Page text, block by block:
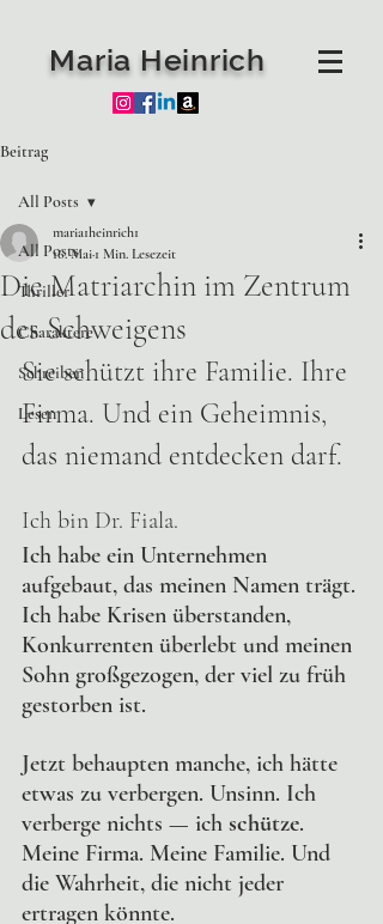
Maria Heinrich
Beitrag
All Posts
Thriller
Charaktere
Schreiben
Lesen
All Posts
Die Matriarchin im Zentrum
des Schweigens
maria1heinrich1
16. Mai 1 Min. Lesezeit
Sie schützt ihre Familie. Ihre
Firma. Und ein Geheimnis,
das niemand entdecken darf.
Ich bin Dr. Fiala.
Ich habe ein Unternehmen
aufgebaut, das meinen Namen trägt.
Ich habe Krisen überstanden,
Konkurrenten überlebt und meinen
Sohn großgezogen, der viel zu früh
gestorben ist.
Jetzt behaupten manche, ich hätte
etwas zu verbergen. Unsinn. Ich
verberge nichts — ich schütze.
Meine Firma. Meine Familie. Und
die Wahrheit, die nicht jeder
ertragen könnte.